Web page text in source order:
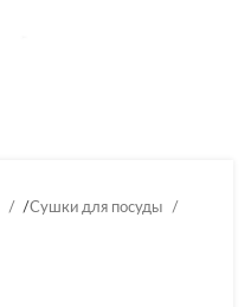
/Сушки для посуды